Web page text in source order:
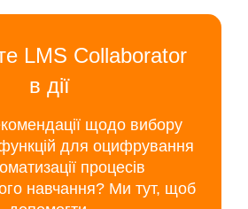
LMS Collaborator
в дії
щодо вибору
для оцифрування
процесів
навчання? Ми тут, щоб